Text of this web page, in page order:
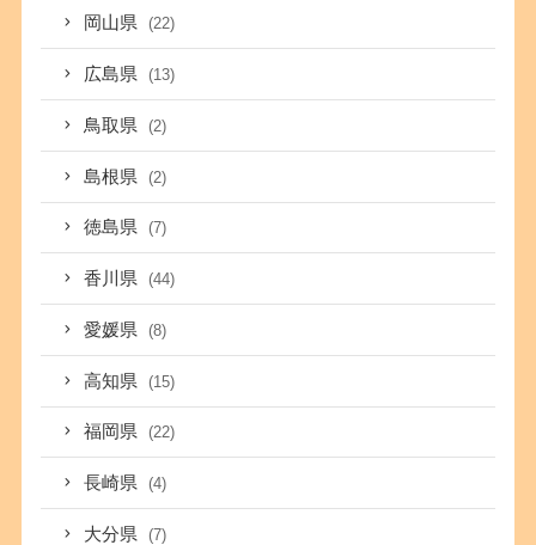
岡山県 (22)
広島県 (13)
鳥取県 (2)
島根県 (2)
徳島県 (7)
香川県 (44)
愛媛県 (8)
高知県 (15)
福岡県 (22)
長崎県 (4)
大分県 (7)